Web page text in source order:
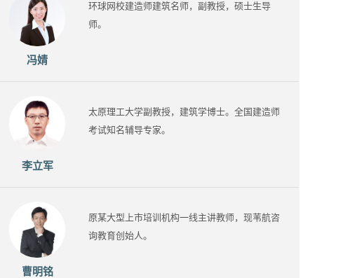
冯婧
环球网校建造师建筑名师，副教授，硕士生导
师。
李立军
太原理工大学副教授，建筑学博士。全国建造师
考试知名辅导专家。
曹明铭
原某大型上市培训机构一线主讲教师，现苇航咨
询教育创始人。